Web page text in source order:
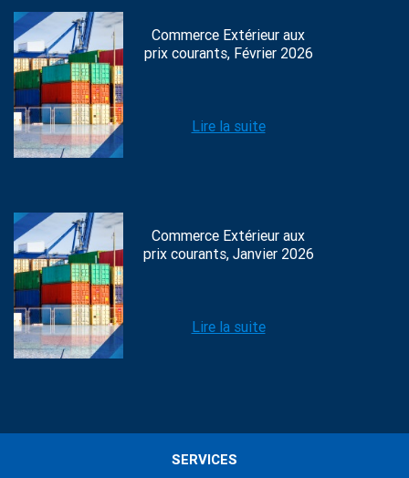
Commerce Extérieur aux
prix courants, Février 2026
Lire la suite
Commerce Extérieur aux
prix courants, Janvier 2026
Lire la suite
SERVICES